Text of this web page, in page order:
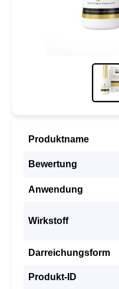
Produktname
Bewertung
Anwendung
Wirkstoff
Darreichungsform
Produkt-ID